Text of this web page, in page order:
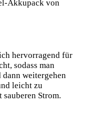
Akkupack von
hervorragend für​
sodass ​man
weitergehen
leicht zu
⁣Strom.